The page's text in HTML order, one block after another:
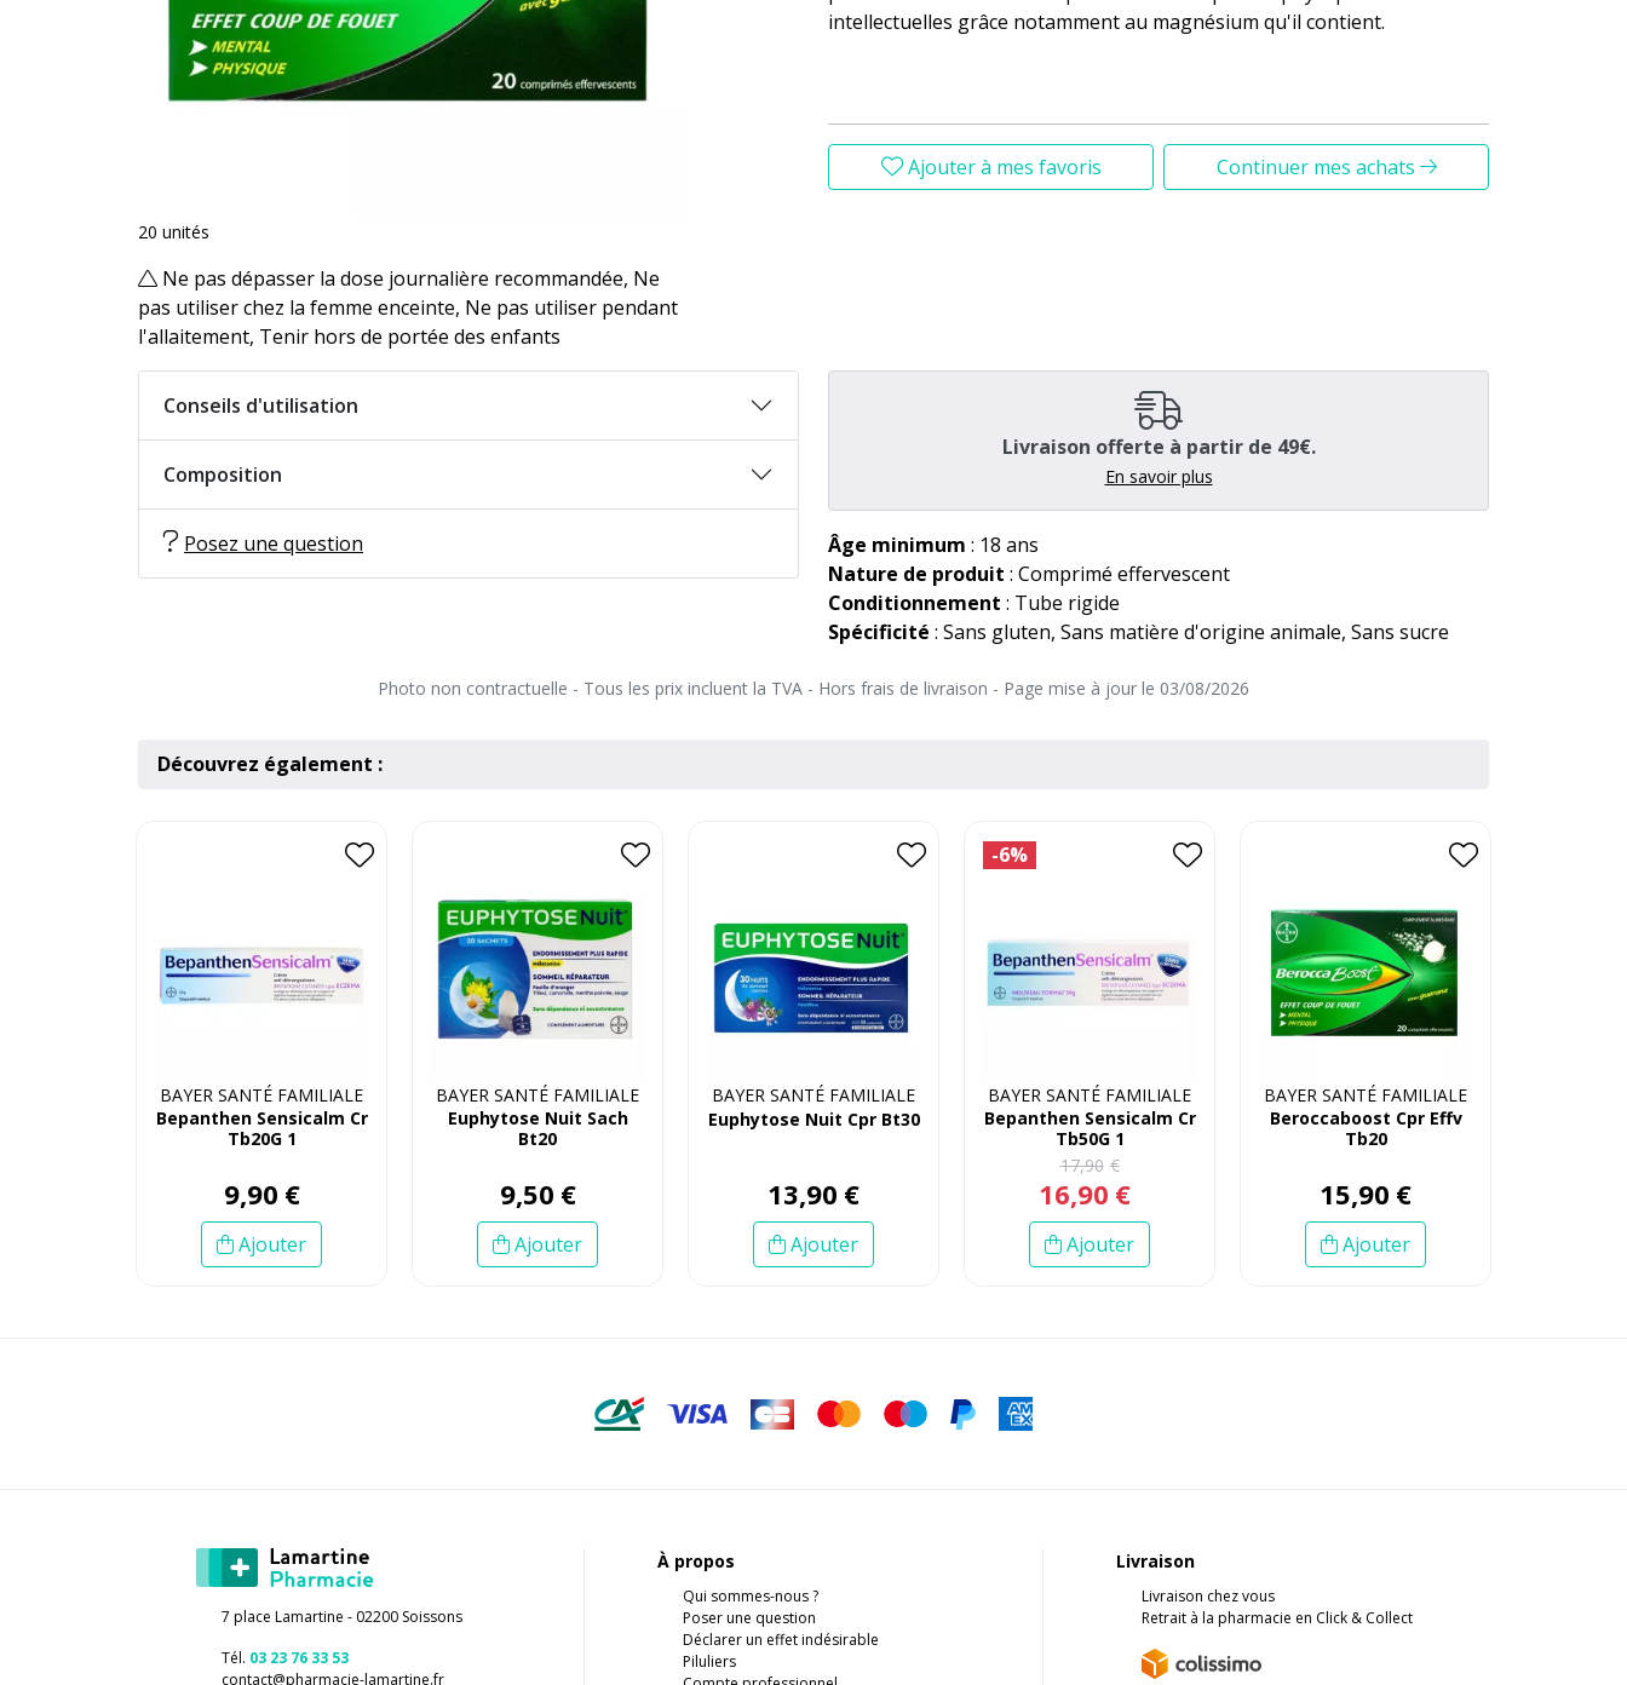
20 unités
Ne pas dépasser la dose journalière recommandée, Ne
pas utiliser chez la femme enceinte, Ne pas utiliser pendant
l'allaitement, Tenir hors de portée des enfants
intellectuelles grâce notamment au magnésium qu'il contient.
Ajouter à mes favoris Continuer mes achats
Conseils d'utilisation
Composition
Posez une question
Livraison offerte à partir de 49€.
En savoir plus
Âge minimum : 18 ans
Nature de produit : Comprimé effervescent
Conditionnement : Tube rigide
Spécificité : Sans gluten, Sans matière d'origine animale, Sans sucre
Photo non contractuelle - Tous les prix incluent la TVA - Hors frais de livraison - Page mise à jour le 03/08/2026
Découvrez également :
BAYER SANTÉ FAMILIALE
Bepanthen Sensicalm Cr
Tb20G 1
9,90 €
Ajouter
BAYER SANTÉ FAMILIALE
Euphytose Nuit Sach
Bt20
9,50 €
Ajouter
BAYER SANTÉ FAMILIALE
Euphytose Nuit Cpr Bt30
13,90 €
Ajouter
-6%
BAYER SANTÉ FAMILIALE
Bepanthen Sensicalm Cr
Tb50G 1
17,90 €
16,90 €
Ajouter
BAYER SANTÉ FAMILIALE
Beroccaboost Cpr Effv
Tb20
15,90 €
Ajouter
7 place Lamartine - 02200 Soissons
Tél. 03 23 76 33 53
contact@pharmacie-lamartine.fr
À propos
Qui sommes-nous ?
Poser une question
Déclarer un effet indésirable
Piluliers
Livraison
Livraison chez vous
Retrait à la pharmacie en Click & Collect